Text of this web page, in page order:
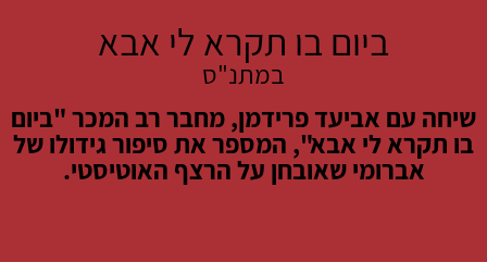
ביום בו תקרא לי אבא
במתנ"ס
שיחה עם אביעד פרידמן, מחבר רב המכר "ביום
בו תקרא לי אבא", המספר את סיפור גידולו של
אברומי שאובחן על הרצף האוטיסטי.